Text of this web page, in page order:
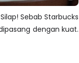
Sebab Starbucks
dengan kuat.